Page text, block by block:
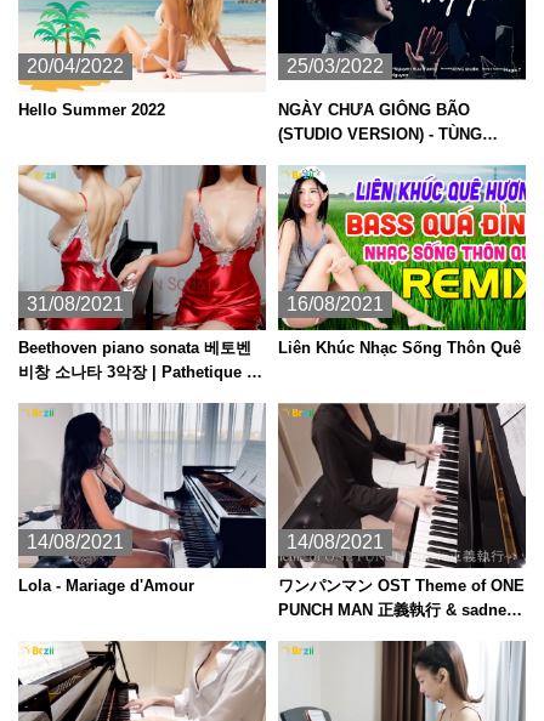
20/04/2022
Hello Summer 2022
25/03/2022
NGÀY CHƯA GIÔNG BÃO
(STUDIO VERSION) - TÙNG
31/08/2021
Beethoven piano sonata 베토벤
비창 소나타 3악장 | Pathetique ピ
16/08/2021
Liên Khúc Nhạc Sống Thôn Quê
14/08/2021
Lola - Mariage d'Amour
14/08/2021
ワンパンマン OST Theme of ONE
PUNCH MAN 正義執行 & sadness